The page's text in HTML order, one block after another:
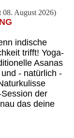
08. August 2026)
indische
trifft! Yoga-
Asanas
- natürlich -
der
das deine